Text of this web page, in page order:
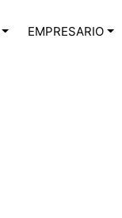
EMPRESARIO